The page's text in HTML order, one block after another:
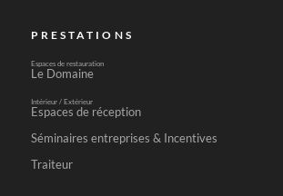
PRESTATIONS
Espaces de restauration
Le Domaine
Intérieur / Extérieur
Espaces de réception
Séminaires entreprises & Incentives
Traiteur